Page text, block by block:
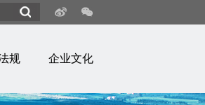
规 企业文化